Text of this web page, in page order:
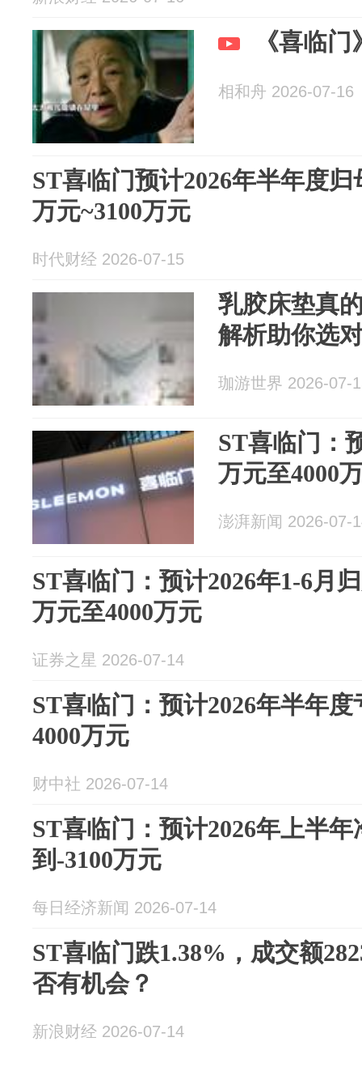
《喜临门
相和舟 2026-07-16
ST喜临门预计2026年半年度归
万元~3100万元
时代财经 2026-07-15
乳胶床垫真
解析助你选
珈游世界 2026-07-
ST喜临门：
万元至4000
澎湃新闻 2026-07-
ST喜临门：预计2026年1-6月
万元至4000万元
证券之星 2026-07-14
ST喜临门：预计2026年半年度
4000万元
财中社 2026-07-14
ST喜临门：预计2026年上半
到-3100万元
每日经济新闻 2026-07-14
ST喜临门跌1.38%，成交额
否有机会？
新浪财经 2026-07-14